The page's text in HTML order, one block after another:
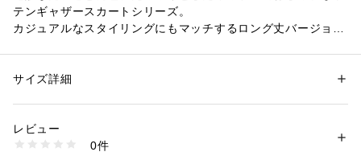
テンギャザースカートシリーズ。
カジュアルなスタイリングにもマッチするロング丈バージョン
くなりがちなアイテムと相性抜群です。
（ダークグリーン）
model:H166 B80 W59 H86  着用サイズ:36
性別：レディース
素材：ポリエステル100% 裏地 ポリエステル100%
洗濯：手洗い可
※詳しい洗濯方法については、商品の品質表示タグをご覧ください
サイズ詳細
レビュー
0件